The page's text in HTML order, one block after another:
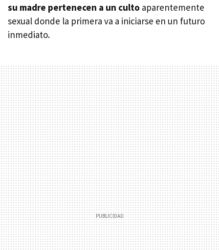
su madre pertenecen a un culto aparentemente
sexual donde la primera va a iniciarse en un futuro
inmediato.